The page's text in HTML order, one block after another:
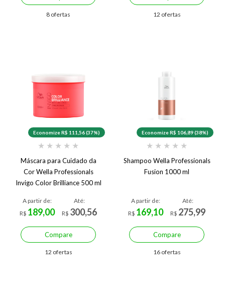
8 ofertas 12 ofertas
Economize R$ 111,56 (37%)
★ ★ ★ ★ ★
Máscara para Cuidado da
Cor Wella Professionals
Invigo Color Brilliance 500 ml
A partir de:
R$ 189,00
Até:
R$ 300,56
Compare
12 ofertas
Economize R$ 106,89 (38%)
★ ★ ★ ★ ★
Shampoo Wella Professionals
Fusion 1000 ml
A partir de:
R$ 169,10
Até:
R$ 275,99
Compare
16 ofertas